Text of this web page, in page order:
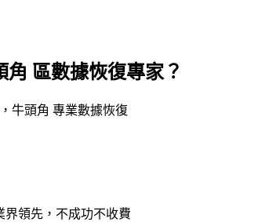
區數據恢復專家？
牛頭角 專業數據恢復
界領先，不成功不收費